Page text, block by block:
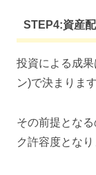
STEP4:資産
投資による成
ン)で決まります
その前提とな
ク許容度となり